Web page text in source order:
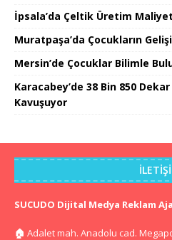
İpsala’da Çeltik Üretim
Muratpaşa’da Çocukların
Mersin’de Çocuklar Bilimle
Karacabey’de 38 Bin 850
Kavuşuyor
SUCUDO Dijital Medya Reklam
🏠 Adalet mah. Anadolu cad.